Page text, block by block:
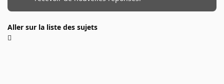
Aller sur la liste des sujets